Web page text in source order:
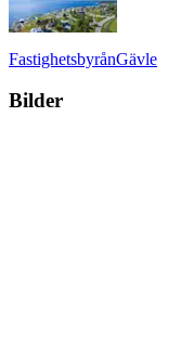
FastighetsbyrånGävle
Bilder